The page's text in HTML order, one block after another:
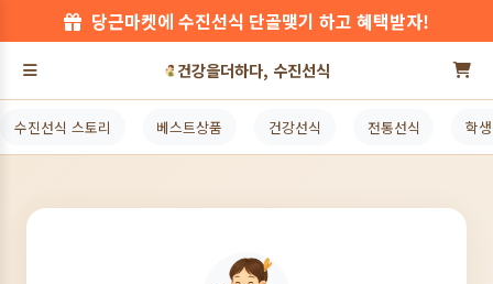
당근마켓에 수진선식 단골맺기 하고 혜택받자!
건강을더하다, 수진선식
수진선식 스토리 베스트상품 건강선식 전통선식 학